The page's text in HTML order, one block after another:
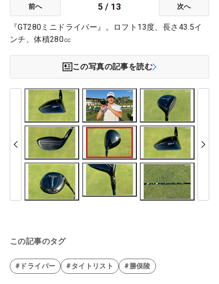
前へ 5 / 13 次へ
『GT280ミニドライバー』。ロフト13度、長さ43.5イ
ンチ、体積280㏄
この写真の記事を読む
この記事のタグ
#ドライバー #タイトリスト #勝俣陵